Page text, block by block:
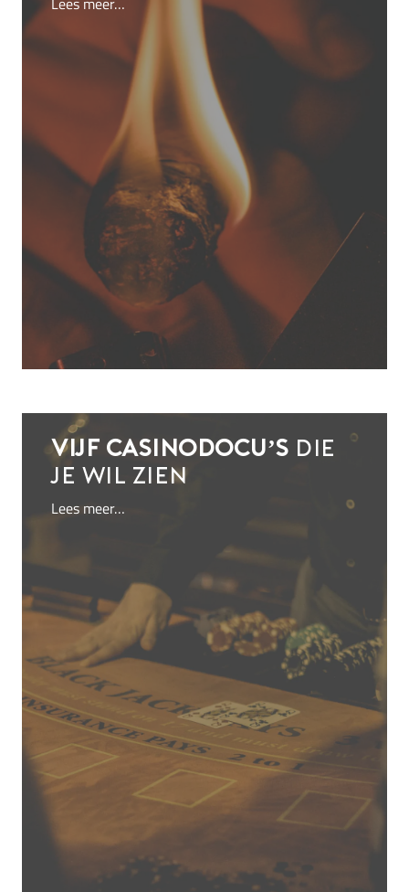
Vijf casinodocu’s die
je wil zien
Lees meer…